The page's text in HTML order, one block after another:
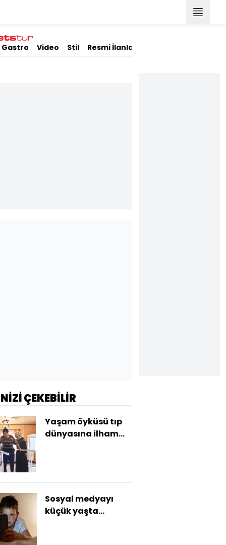
Gastro Video Stil Resmi İlanlar
ÇEKEBİLİR
Yaşam öyküsü tıp
dünyasına ilham
Sosyal medyayı
küçük yaşta